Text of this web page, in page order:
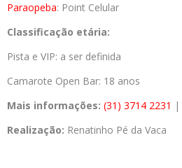
Paraopeba: Point Celular
Classificação etária:
Pista e VIP: a ser definida
Camarote Open Bar: 18 anos
Mais informações: (31) 3714 2231 |
Realização: Renatinho Pé da Vaca